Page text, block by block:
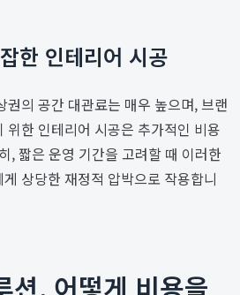
한 인테리어 시공
권의 공간 대관료는 매우 높으며, 브랜
위한 인테리어 시공은 추가적인 비용
, 짧은 운영 기간을 고려할 때 이러한
상당한 재정적 압박으로 작용합니
션, 어떻게 비용을